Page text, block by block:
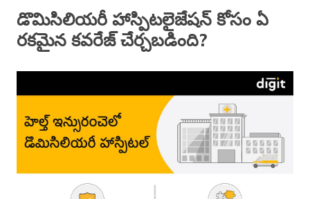
డొమిసిలియరీ హాస్పిటలైజేషన్ కోసం ఏ
రకమైన కవరేజ్ చేర్చబడింది?